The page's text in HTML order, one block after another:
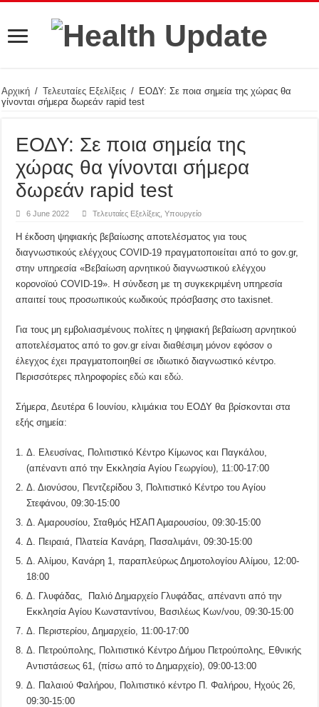
Αρχική / Τελευταίες Εξελίξεις / ΕΟΔΥ: Σε ποια σημεία της χώρας θα
γίνονται σήμερα δωρεάν rapid test
ΕΟΔΥ: Σε ποια σημεία της
χώρας θα γίνονται σήμερα
δωρεάν rapid test
6 June 2022 Τελευταίες Εξελίξεις ,Υπουργείο
Η έκδοση ψηφιακής βεβαίωσης αποτελέσματος για τους
διαγνωστικούς ελέγχους COVID-19 πραγματοποιείται από το gov.gr,
στην υπηρεσία «Βεβαίωση αρνητικού διαγνωστικού ελέγχου
κορονοϊού COVID-19». Η σύνδεση με τη συγκεκριμένη υπηρεσία
απαιτεί τους προσωπικούς κωδικούς πρόσβασης στο taxisnet.
Για τους μη εμβολιασμένους πολίτες η ψηφιακή βεβαίωση αρνητικού
αποτελέσματος από το gov.gr είναι διαθέσιμη μόνον εφόσον ο
έλεγχος έχει πραγματοποιηθεί σε ιδιωτικό διαγνωστικό κέντρο.
Περισσότερες πληροφορίεςεδώ καιεδώ
Σήμερα, Δευτέρα 6 Ιουνίου, κλιμάκια του ΕΟΔΥ θα βρίσκονται στα
εξής σημεία:
Δ. Ελευσίνας, Πολιτιστικό Κέντρο Κίμωνος και Παγκάλου,
(απέναντι από την Εκκλησία Αγίου Γεωργίου), 11:00-17:00
Δ. Διονύσου, Πεντζερίδου 3, Πολιτιστικό Κέντρο του Αγίου
Στεφάνου, 09:30-15:00
Δ. Αμαρουσίου, Σταθμός ΗΣΑΠ Αμαρουσίου, 09:30-15:00
Δ. Πειραιά, Πλατεία Κανάρη, Πασαλιμάνι, 09:30-15:00
Δ. Αλίμου, Κανάρη 1, παραπλεύρως Δημοτολογίου Αλίμου, 12:00-
18:00
Δ. Γλυφάδας, Παλιό Δημαρχείο Γλυφάδας, απέναντι από την
Εκκλησία Αγίου Κωνσταντίνου, Βασιλέως Κων/νου, 09:30-15:00
Δ. Περιστερίου, Δημαρχείο, 11:00-17:00
Δ. Πετρούπολης, Πολιτιστικό Κέντρο Δήμου Πετρούπολης, Εθνικής
Αντιστάσεως 61, (πίσω από το Δημαρχείο), 09:00-13:00
Δ. Παλαιού Φαλήρου, Πολιτιστικό κέντρο Π. Φαλήρου, Ηχούς 26,
09:30-15:00